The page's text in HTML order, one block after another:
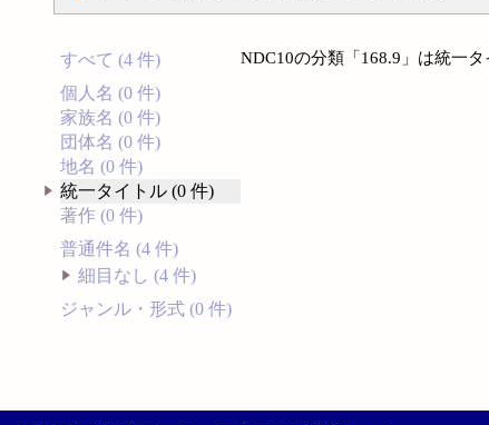
すべて (4 件)
個人名 (0 件)
家族名 (0 件)
団体名 (0 件)
地名 (0 件)
統一タイトル (0 件)
著作 (0 件)
普通件名 (4 件)
細目なし (4 件)
ジャンル・形式 (0 件)
NDC10の分類「168.9」は統一